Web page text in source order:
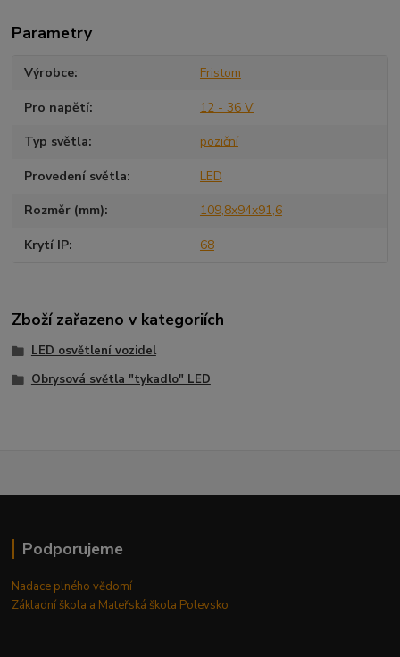
Parametry
Výrobce Fristom
Pro napětí 12 - 36 V
Typ světla poziční
Provedení světla LED
Rozměr (mm) 109,8x94x91,6
Krytí IP 68
Zboží zařazeno v kategoriích
LED osvětlení vozidel
Obrysová světla "tykadlo" LED
Podporujeme
Nadace plného vědomí
Základní škola a Mateřská škola Polevsko